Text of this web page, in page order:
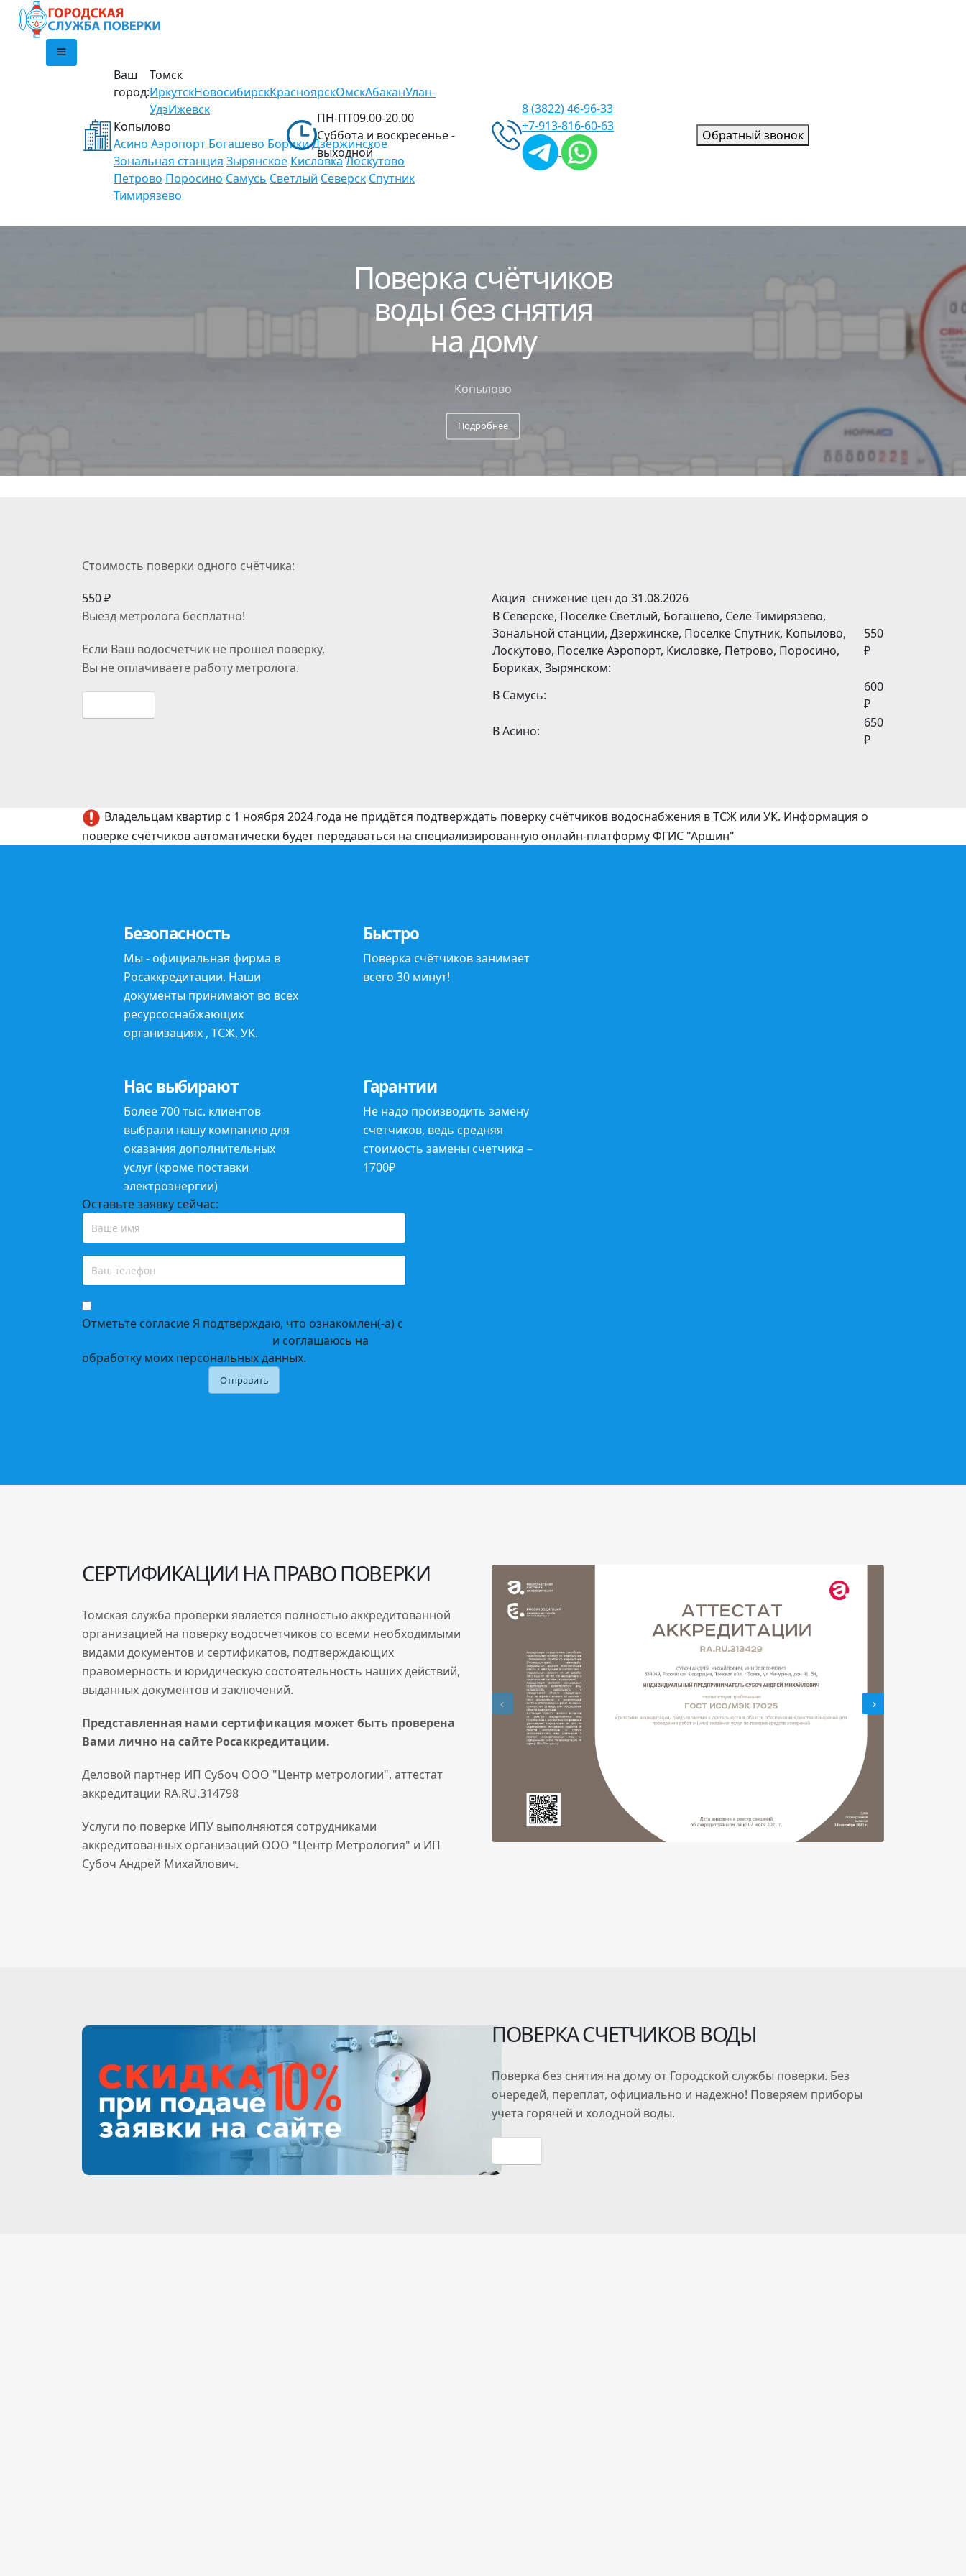
Ваш
город:
Томск
ИркутскНовосибирскКрасноярскОмскАбаканУлан-
УдэИжевск
Копылово
Асино Аэропорт Богашево БорикиДзержинское
Зональная станция Зырянское КисловкаЛоскутово
Петрово Поросино Самусь Светлый Северск Спутник
Тимирязево
ПН-ПТ09.00-20.00
Суббота и воскресенье -
выходной
8 (3822)46-96-33
+7-913-816-60-63
Обратный звонок
Поверка счётчиков
воды без снятия
на дому
Копылово
Подробнее
Стоимость поверки одного счётчика:
550 ₽
Выезд метролога бесплатно!
Если Ваш водосчетчик не прошел поверку,
Вы не оплачиваете работу метролога.
Акция снижение цен до 31.08.2026
В Северске, Поселке Светлый, Богашево, Селе Тимирязево,
Зональной станции, Дзержинске, Поселке Спутник, Копылово,
Лоскутово, Поселке Аэропорт, Кисловке, Петрово, Поросино,
Бориках, Зырянском:
550
₽
В Самусь:
600
₽
В Асино:
650
₽
Владельцам квартир с 1 ноября 2024 года не придётся подтверждать поверку счётчиков водоснабжения в ТСЖ или УК. Информация о
поверке счётчиков автоматически будет передаваться на специализированную онлайн-платформу ФГИС "Аршин"
Безопасность
Мы -официальная фирма в
Росаккредитации. Наши
документы принимают во всех
ресурсоснабжающих
организациях , ТСЖ, УК.
Быстро
Поверка счётчиков занимает
всего 30 минут!
Нас выбирают
Более 700 тыс. клиентов
выбрали нашу компанию для
оказаниядополнительных
услуг (кроме поставки
электроэнергии)
Гарантии
Не надо производить замену
счетчиков, ведь средняя
стоимость замены счетчика –
1700₽
Оставьте заявку сейчас:
Отметьте согласиеЯ подтверждаю, что ознакомлен(-а) с
и соглашаюсь на
обработку моих персональных данных.
Отправить
СЕРТИФИКАЦИИ НА ПРАВО ПОВЕРКИ
Томская служба проверки является полностью аккредитованной
организацией на поверку водосчетчиков со всеми необходимыми
видами документов и сертификатов, подтверждающих
правомерность и юридическую состоятельность наших действий,
выданных документов и заключений.
Представленная нами сертификация может быть проверена
Вами лично на сайте Росаккредитации.
Деловой партнер ИП Субоч ООО "Центр метрологии", аттестат
аккредитации RA.RU.314798
Услуги по поверке ИПУ выполняются сотрудниками
аккредитованных организаций ООО "Центр Метрология" и ИП
Субоч Андрей Михайлович.
ПОВЕРКА СЧЕТЧИКОВ ВОДЫ
Поверка без снятия на дому от Городской службы поверки. Без
очередей, переплат, официально и надежно! Поверяем приборы
учета горячей и холодной воды.